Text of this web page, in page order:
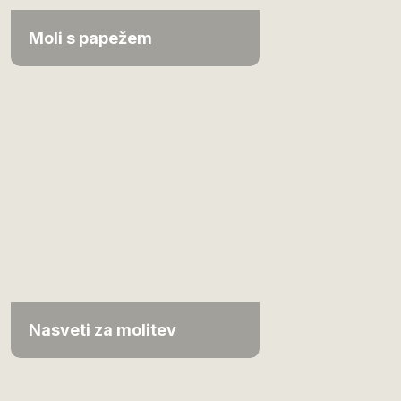
Moli s papežem
Nasveti za molitev